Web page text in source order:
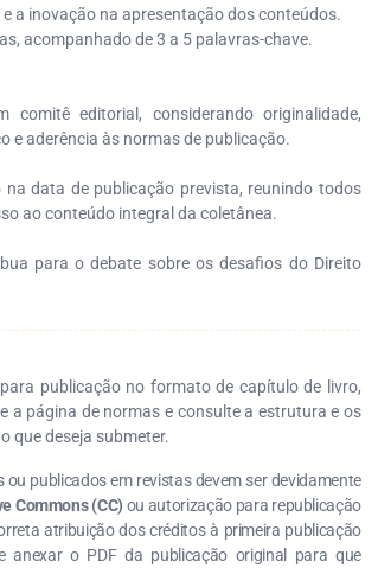
a inovação na apresentação dos conteúdos.
acompanhado de 3 a 5 palavras-chave.
editorial, considerando originalidade,
e aderência às normas de publicação.
data de publicação prevista, reunindo todos
ao conteúdo integral da coletânea.
para o debate sobre os desafios do Direito
publicação no formato de capítulo de livro,
a página de normas e consulte a estrutura e os
que deseja submeter.
publicados em revistas devem ser devidamente
Commons (CC) ou autorização para republicação
atribuição dos créditos à primeira publicação
anexar o PDF da publicação original para que